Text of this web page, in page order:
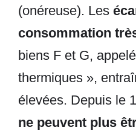
(onéreuse). Les
consommation
biens F et G,
thermiques »,
élevées. Depuis le
ne peuvent plus